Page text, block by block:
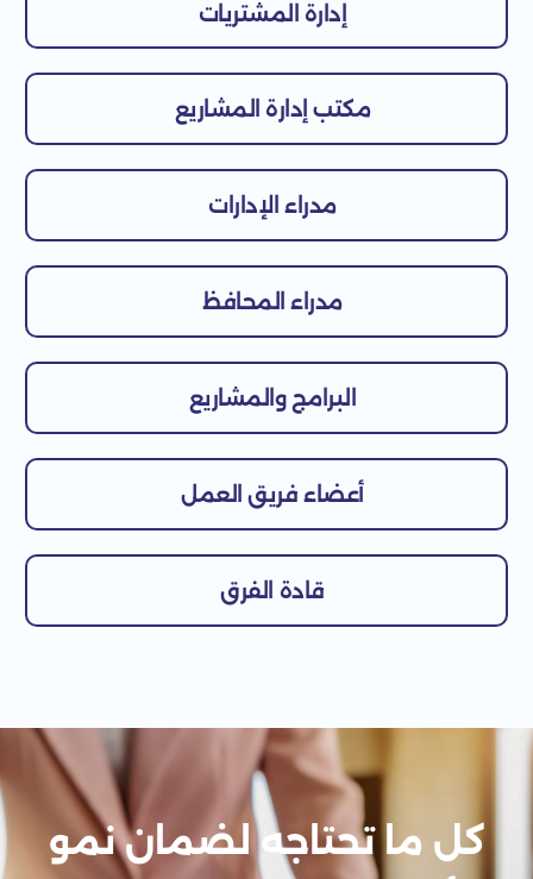
إدارة المشتريات
مكتب إدارة المشاريع
مدراء الإدارات
مدراء المحافظ
البرامج والمشاريع
أعضاء فريق العمل
قادة الفرق
كل ما تحتاجه لضمان نمو